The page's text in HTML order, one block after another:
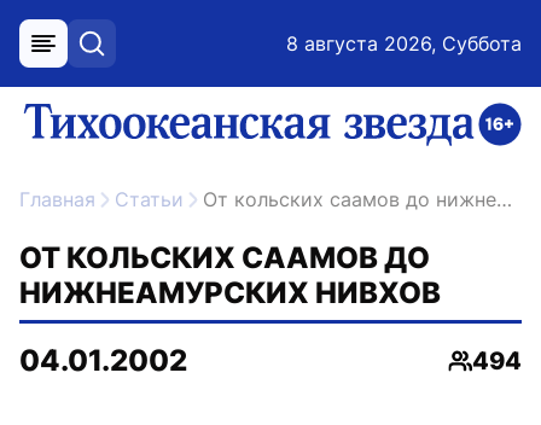
меню поиск 8 августа 2026, Суббота
ссылка на главную
Главная Статьи От кольских саамов до нижнеамурских нивхов
ОТ КОЛЬСКИХ СААМОВ ДО
НИЖНЕАМУРСКИХ НИВХОВ
04.01.2002
494